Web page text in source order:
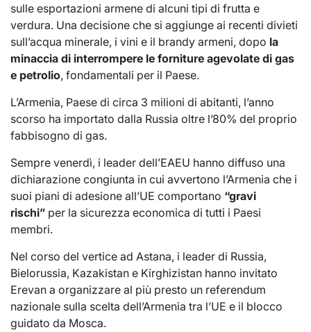
sulle esportazioni armene di alcuni tipi di frutta e
verdura. Una decisione che si aggiunge ai recenti divieti
sull’acqua minerale, i vini e il brandy armeni, dopo la
minaccia di interrompere le forniture agevolate di gas
e petrolio, fondamentali per il Paese.
L’Armenia, Paese di circa 3 milioni di abitanti, l’anno
scorso ha importato dalla Russia oltre l’80% del proprio
fabbisogno di gas.
Sempre venerdì, i leader dell’EAEU hanno diffuso una
dichiarazione congiunta in cui avvertono l’Armenia che i
suoi piani di adesione all’UE comportano “gravi
rischi” per la sicurezza economica di tutti i Paesi
membri.
Nel corso del vertice ad Astana, i leader di Russia,
Bielorussia, Kazakistan e Kirghizistan hanno invitato
Erevan a organizzare al più presto un referendum
nazionale sulla scelta dell’Armenia tra l’UE e il blocco
guidato da Mosca.